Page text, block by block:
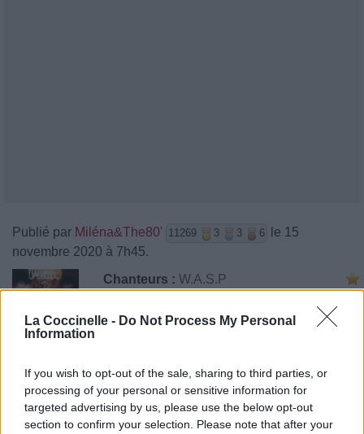
La Coccinelle - Do Not Process My Personal
Information
If you wish to opt-out of the sale, sharing to third parties, or
processing of your personal or sensitive information for
targeted advertising by us, please use the below opt-out
section to confirm your selection. Please note that after your
Publié par Miléna&The80' 11269 3 3 6
le 15
novembre 2020 à 7h45.
Chanteurs : W.A.S.P
Paroles + Traduction Téléchargement
Vidéos
Commentaires